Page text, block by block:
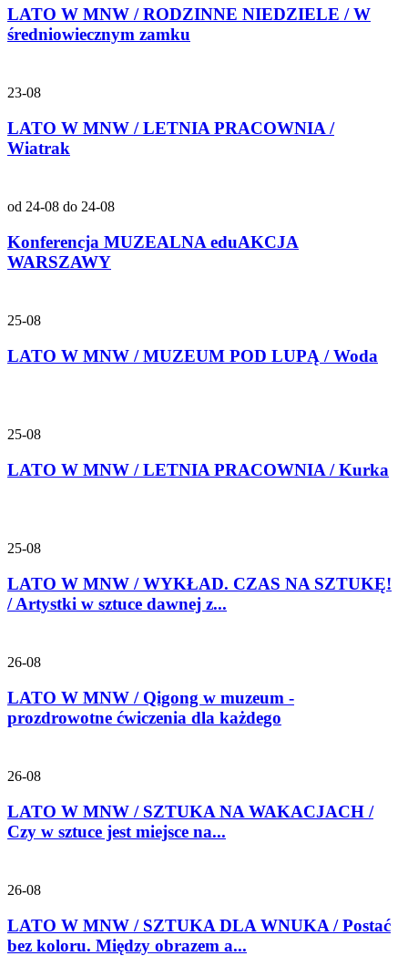
LATO W MNW / RODZINNE NIEDZIELE / W
średniowiecznym zamku
23-08
LATO W MNW / LETNIA PRACOWNIA /
Wiatrak
od 24-08 do 24-08
Konferencja MUZEALNA eduAKCJA
WARSZAWY
25-08
LATO W MNW / MUZEUM POD LUPĄ / Woda
25-08
LATO W MNW / LETNIA PRACOWNIA / Kurka
25-08
LATO W MNW / WYKŁAD. CZAS NA SZTUKĘ!
/ Artystki w sztuce dawnej z...
26-08
LATO W MNW / Qigong w muzeum -
prozdrowotne ćwiczenia dla każdego
26-08
LATO W MNW / SZTUKA NA WAKACJACH /
Czy w sztuce jest miejsce na...
26-08
LATO W MNW / SZTUKA DLA WNUKA / Postać
bez koloru. Między obrazem a...